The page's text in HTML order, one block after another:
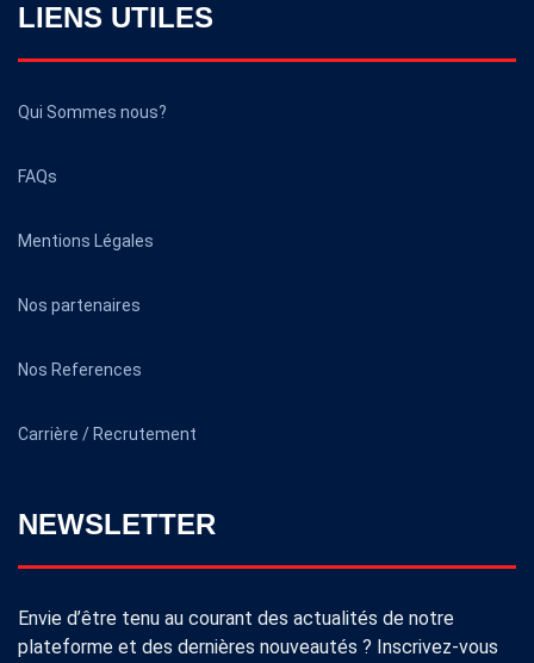
LIENS UTILES
Qui Sommes nous?
FAQs
Mentions Légales
Nos partenaires
Nos References
Carrière / Recrutement
NEWSLETTER
Envie d’être tenu au courant des actualités de notre
plateforme et des dernières nouveautés ? Inscrivez-vous